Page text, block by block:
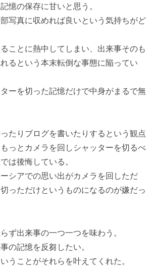
憶の保存に甘いと思う。
写真に収めれば良いという気持ちがど
ことに熱中してしまい、出来事そのも
るという本末転倒な事態に陥ってい
ーを切った記憶だけで中身がまるで無
たりブログを書いたりするという観点
っとカメラを回しシャッターを切るべ
は後悔している。
シアでの思い出がカメラを回しただ
っただけというものになるのが嫌だっ
ず出来事の一つ一つを味わう。
の記憶を反芻したい。
うことがそれらを叶えてくれた。